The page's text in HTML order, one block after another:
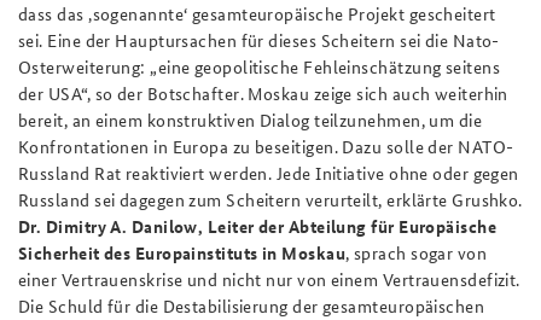
dass das ‚sogenannte‘ gesamteuropäische Projekt gescheitert
sei. Eine der Hauptursachen für dieses Scheitern sei die Nato-
Osterweiterung: „eine geopolitische Fehleinschätzung seitens
der USA“, so der Botschafter. Moskau zeige sich auch weiterhin
bereit, an einem konstruktiven Dialog teilzunehmen, um die
Konfrontationen in Europa zu beseitigen. Dazu solle der NATO-
Russland Rat reaktiviert werden. Jede Initiative ohne oder gegen
Russland sei dagegen zum Scheitern verurteilt, erklärte Grushko.
Dr. Dimitry A. Danilow, Leiter der Abteilung für Europäische
Sicherheit des Europainstituts in Moskau, sprach sogar von
einer Vertrauenskrise und nicht nur von einem Vertrauensdefizit.
Die Schuld für die Destabilisierung der gesamteuropäischen